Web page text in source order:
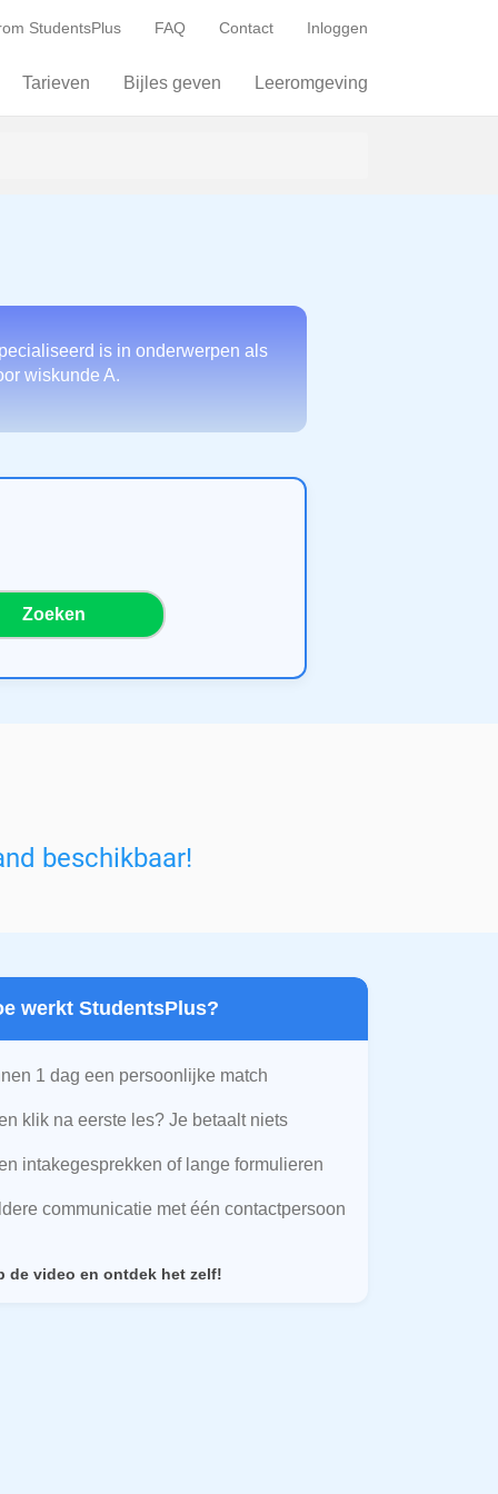
StudentsPlus FAQ Contact Inloggen
Tarieven Bijles geven Leeromgeving
is in onderwerpen als
wiskunde A.
Zoeken
beschikbaar!
werkt StudentsPlus?
1 dag een persoonlijke match
klik na eerste les? Je betaalt niets
intakegesprekken of lange formulieren
communicatie met één contactpersoon
de video en ontdek het zelf!